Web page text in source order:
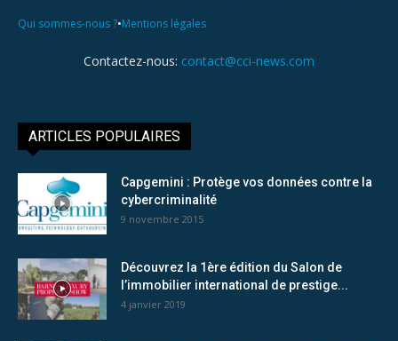
Qui sommes-nous ?•Mentions légales
Contactez-nous: contact@cci-news.com
ARTICLES POPULAIRES
Capgemini : Protège vos données contre la
cybercriminalité
9 novembre 2015
Découvrez la 1ère édition du Salon de
l’immobilier international de prestige...
4 janvier 2019